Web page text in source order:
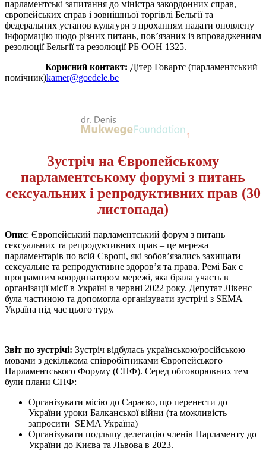
парламентські запитання до міністра закордонних справ,
європейських справ і зовнішньої торгівлі Бельгії та
федеральних установ культури з проханням надати оновлену
інформацію щодо різних питань, пов’язаних із впровадженням
резолюції Бельгії та резолюції РБ ООН 1325.
Корисний контакт: Дітер Говартс (парламентський
помічник)kamer@goedele.be
Зустріч на Європейському
парламентському форумі з питань
сексуальних і репродуктивних прав (30
листопада)
Опис: Європейський парламентський форум з питань
сексуальних та репродуктивних прав – це мережа
парламентарів по всій Європі, які зобов’язались захищати
сексуальне та репродуктивне здоров’я та права. Ремі Бак є
програмним координатором мережі, яка брала участь в
організації місії в Україні в червні 2022 року. Депутат Лікенс
була частиною та допомогла організувати зустрічі з SEMA
Україна під час цього туру.
Звіт по зустрічі: Зустріч відбулась українською/російською
мовами з декількома співробітниками Європейського
Парламентського Форуму (ЄПФ). Серед обговорювних тем
були плани ЄПФ:
Організувати місію до Сараєво, що перенести до
України уроки Балканської війни (та можливість
запросити SEMA Україна)
Організувати подльшу делегацію членів Парламенту до
України до Києва та Львова в 2023.